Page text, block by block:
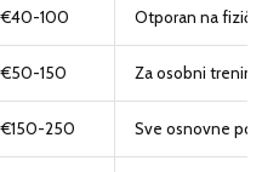
€40-100 Otporan na
€50-150 Za osobni trening
€150-250 Sve osnovne